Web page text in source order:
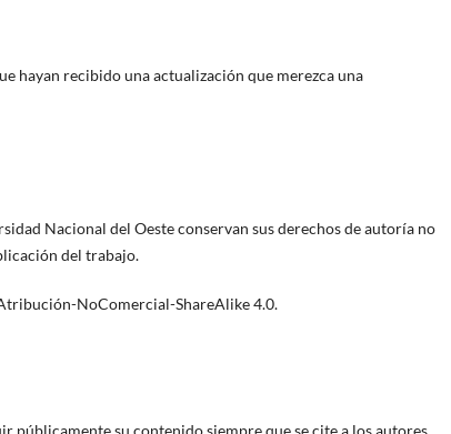
hayan recibido una actualización que merezca una
Nacional del Oeste conservan sus derechos de autoría no
del trabajo.
NoComercial-ShareAlike 4.0.